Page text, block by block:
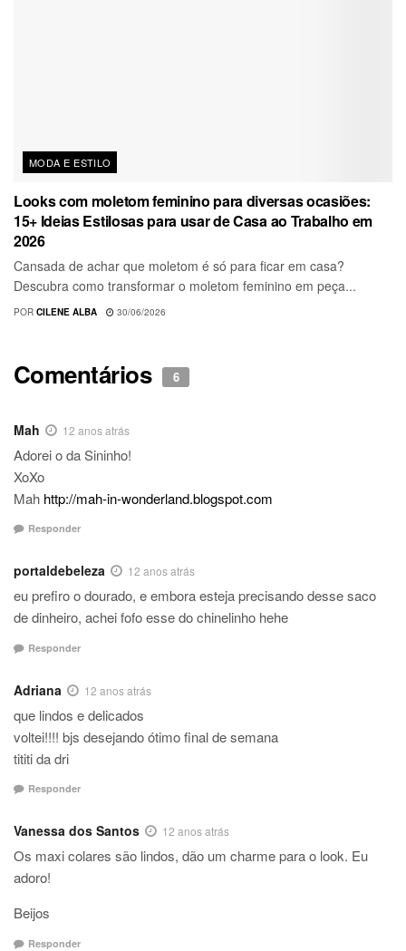
MODA E ESTILO
Looks com moletom feminino para diversas ocasiões:
15+ Ideias Estilosas para usar de Casa ao Trabalho em
2026
Cansada de achar que moletom é só para ficar em casa?
Descubra como transformar o moletom feminino em peça...
POR CILENE ALBA 30/06/2026
Comentários 6
Mah 12 anos atrás
Adorei o da Sininho!
XoXo
Mah http://mah-in-wonderland.blogspot.com
Responder
portaldebeleza 12 anos atrás
eu prefiro o dourado, e embora esteja precisando desse saco
de dinheiro, achei fofo esse do chinelinho hehe
Responder
Adriana 12 anos atrás
que lindos e delicados
voltei!!!! bjs desejando ótimo final de semana
tititi da dri
Responder
Vanessa dos Santos 12 anos atrás
Os maxi colares são lindos, dão um charme para o look. Eu
adoro!
Beijos
Responder